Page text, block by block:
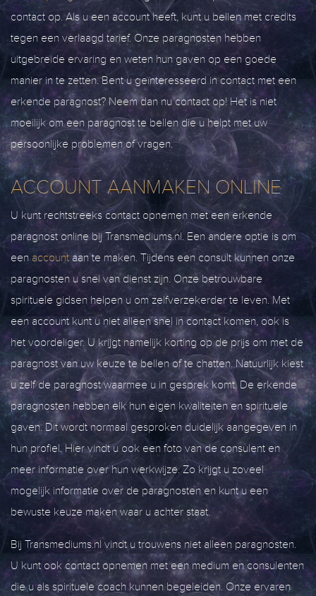
contact op. Als u een account heeft, kunt u bellen met credits
tegen een verlaagd tarief. Onze paragnosten hebben
uitgebreide ervaring en weten hun gaven op een goede
manier in te zetten. Bent u geïnteresseerd in contact met een
erkende paragnost? Neem dan nu contact op! Het is niet
moeilijk om een paragnost te bellen die u helpt met uw
persoonlijke problemen of vragen.
ACCOUNT AANMAKEN ONLINE
U kunt rechtstreeks contact opnemen met een erkende
paragnost online bij Transmediums.nl. Een andere optie is om
een account aan te maken. Tijdens een consult kunnen onze
paragnosten u snel van dienst zijn. Onze betrouwbare
spirituele gidsen helpen u om zelfverzekerder te leven. Met
een account kunt u niet alleen snel in contact komen, ook is
het voordeliger. U krijgt namelijk korting op de prijs om met de
paragnost van uw keuze te bellen of te chatten. Natuurlijk kiest
u zelf de paragnost waarmee u in gesprek komt. De erkende
paragnosten hebben elk hun eigen kwaliteiten en spirituele
gaven. Dit wordt normaal gesproken duidelijk aangegeven in
hun profiel. Hier vindt u ook een foto van de consulent en
meer informatie over hun werkwijze. Zo krijgt u zoveel
mogelijk informatie over de paragnosten en kunt u een
bewuste keuze maken waar u achter staat.
Bij Transmediums.nl vindt u trouwens niet alleen paragnosten.
U kunt ook contact opnemen met een medium en consulenten
die u als spirituele coach kunnen begeleiden. Onze ervaren